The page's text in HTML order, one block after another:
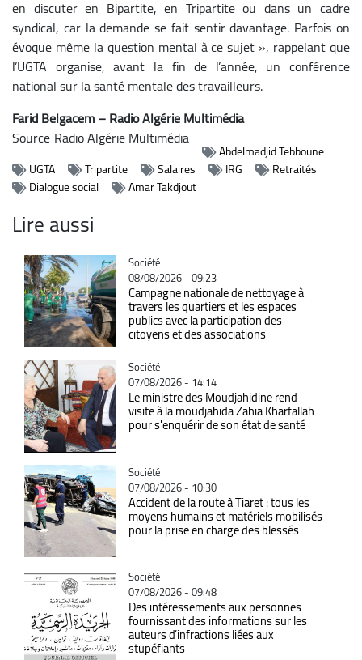
en discuter en Bipartite, en Tripartite ou dans un cadre
syndical, car la demande se fait sentir davantage. Parfois on
évoque même la question mental à ce sujet », rappelant que
l’UGTA organise, avant la fin de l’année, un conférence
national sur la santé mentale des travailleurs.
Farid Belgacem – Radio Algérie Multimédia
Source Radio Algérie Multimédia
Abdelmadjid Tebboune
UGTA
Tripartite Salaires IRG
Retraités
Dialogue social
Amar Takdjout
Lire aussi
Catégorie
Société
08/08/2026 - 09:23
Campagne nationale de nettoyage à
travers les quartiers et les espaces
publics avec la participation des
citoyens et des associations
Catégorie
Société
07/08/2026 - 14:14
Le ministre des Moudjahidine rend
visite à la moudjahida Zahia Kharfallah
pour s'enquérir de son état de santé
Catégorie
Société
07/08/2026 - 10:30
Accident de la route à Tiaret : tous les
moyens humains et matériels mobilisés
pour la prise en charge des blessés
Catégorie
Société
07/08/2026 - 09:48
Des intéressements aux personnes
fournissant des informations sur les
auteurs d’infractions liées aux
stupéfiants